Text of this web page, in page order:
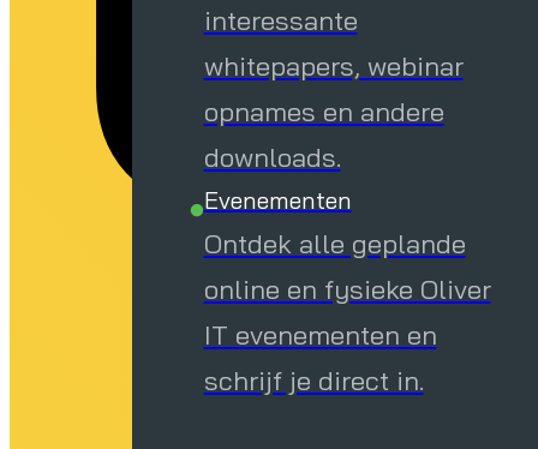
interessante
whitepapers, webinar
opnames en andere
downloads.
Evenementen
Ontdek alle geplande
online en fysieke Oliver
IT evenementen en
schrijf je direct in.